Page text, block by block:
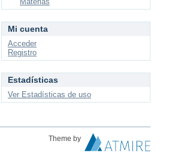
Mi cuenta
Acceder
Registro
Estadísticas
Ver Estadísticas de uso
Theme by